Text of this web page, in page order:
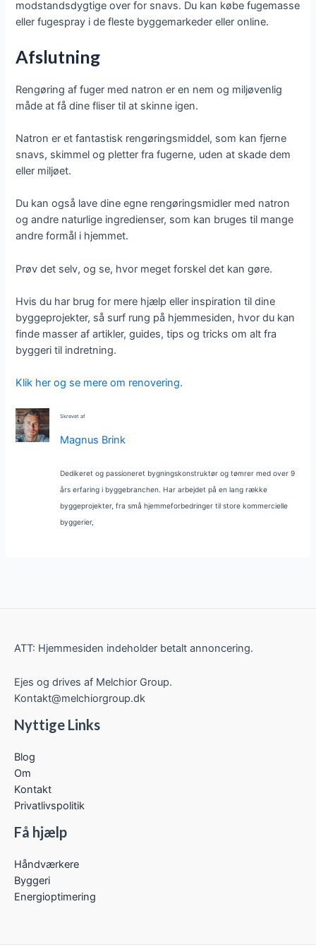
modstandsdygtige over for snavs. Du kan købe fugemasse
eller fugespray i de fleste byggemarkeder eller online.
Afslutning
Rengøring af fuger med natron er en nem og miljøvenlig
måde at få dine fliser til at skinne igen.
Natron er et fantastisk rengøringsmiddel, som kan fjerne
snavs, skimmel og pletter fra fugerne, uden at skade dem
eller miljøet.
Du kan også lave dine egne rengøringsmidler med natron
og andre naturlige ingredienser, som kan bruges til mange
andre formål i hjemmet.
Prøv det selv, og se, hvor meget forskel det kan gøre.
Hvis du har brug for mere hjælp eller inspiration til dine
byggeprojekter, så surf rung på hjemmesiden, hvor du kan
finde masser af artikler, guides, tips og tricks om alt fra
byggeri til indretning.
Klik her og se mere om renovering.
Skrevet af
Magnus Brink
Dedikeret og passioneret bygningskonstruktør og tømrer med over 9
års erfaring i byggebranchen. Har arbejdet på en lang række
byggeprojekter, fra små hjemmeforbedringer til store kommercielle
byggerier,
ATT: Hjemmesiden indeholder betalt annoncering.
Ejes og drives af Melchior Group.
Kontakt@melchiorgroup.dk
Nyttige Links
Blog
Om
Kontakt
Privatlivspolitik
Få hjælp
Håndværkere
Byggeri
Energioptimering